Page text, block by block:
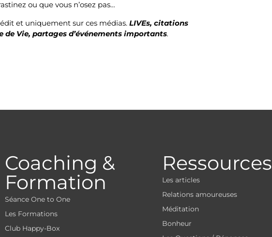
ou que vous n’osez pas…
et uniquement sur ces médias. LIVEs, citations
de Vie, partages d’événements importants.
Coaching &
Formation
Séance One to One
Les Formations
Club Happy-Box
Ressources
Les articles
Relations amoureuses
Méditation
Bonheur